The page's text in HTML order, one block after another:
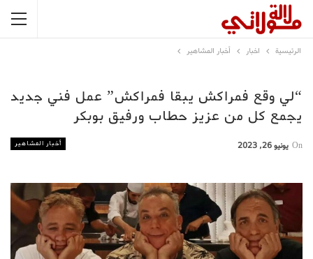
الرئيسية اخبار أخبار المشاهير
“لي وقع فمراكش يبقا فمراكش” عمل فني جديد
يجمع كل من عزيز حطاب ورفيق بوبكر
أخبار المشاهير On يونيو 26, 2023